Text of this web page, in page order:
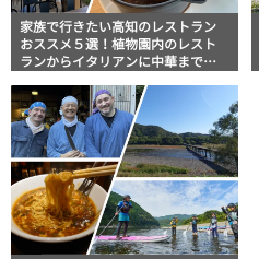
家族で行きたい高知のレストラン
おススメ５選！植物園内のレスト
ランからイタリアンに中華まで楽